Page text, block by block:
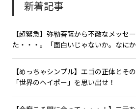
新着記事
【超緊急】弥勒菩薩から不敵なメッセ
た・・・。「面白いじゃないか。なに
【めっちゃシンプル】エゴの正体とそ
「世界のヘイポー」を思い出せ！